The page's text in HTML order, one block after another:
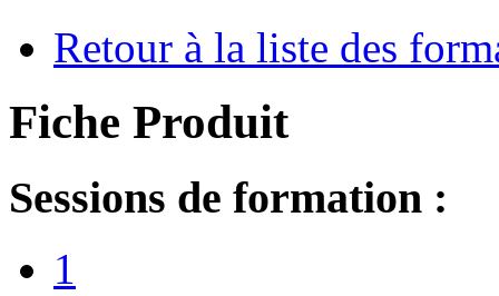
Retour à la liste des
Fiche Produit
Sessions de formation :
1